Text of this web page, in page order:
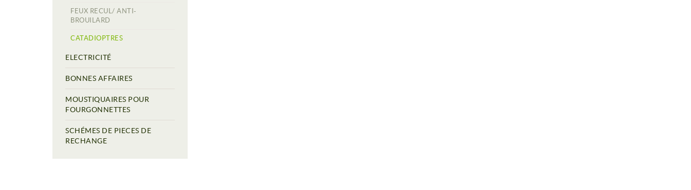
FEUX RECUL/ ANTI-
BROUILARD
CATADIOPTRES
ELECTRICITÉ
BONNES AFFAIRES
MOUSTIQUAIRES POUR
FOURGONNETTES
SCHÉMES DE PIECES DE
RECHANGE